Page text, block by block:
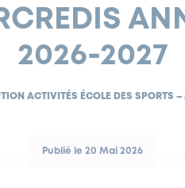
2026-2027
ACTIVITÉS ÉCOLE DES SPORTS
Publié le 20 Mai 2026